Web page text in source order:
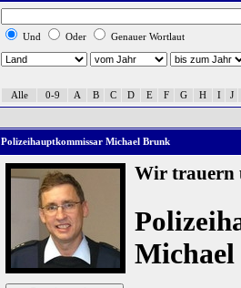
Und Oder Genauer Wortlaut
Alle 0-9 A B C D E F G H I J
Polizeihauptkommissar Michael Brunk
Wir trauern